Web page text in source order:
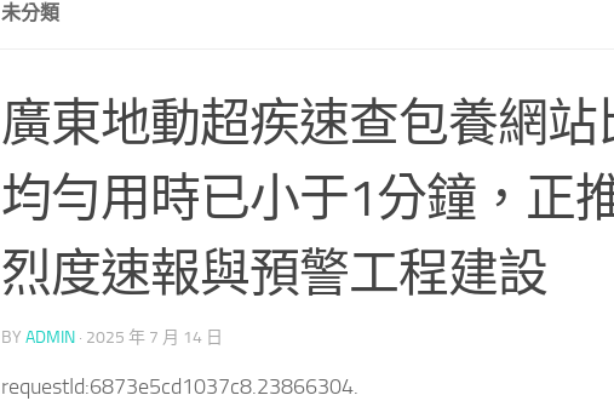
未分類
廣東地動超疾速查包養網站
均勻用時已小于1分鐘，正
烈度速報與預警工程建設
BY ADMIN · 2025 年 7 月 14 日
requestId:6873e5cd1037c8.23866304.